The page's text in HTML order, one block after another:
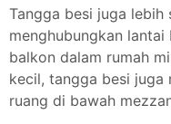
Tangga besi juga
menghubungkan
balkon dalam rumah
kecil, tangga besi juga
ruang di bawah